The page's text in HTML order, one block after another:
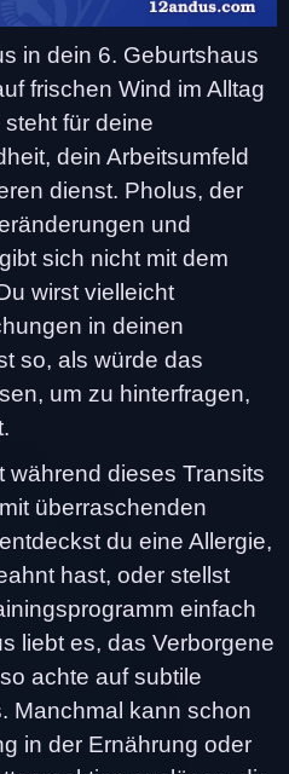
in dein 6. Geburtshaus
frischen Wind im Alltag
für deine
dein Arbeitsumfeld
dienst. Pholus, der
und
sich nicht mit dem
wirst vielleicht
in deinen
so, als würde das
um zu hinterfragen,
während dieses Transits
überraschenden
du eine Allergie,
hast, oder stellst
einfach
liebt es, das Verborgene
achte auf subtile
Manchmal kann schon
in der Ernährung oder